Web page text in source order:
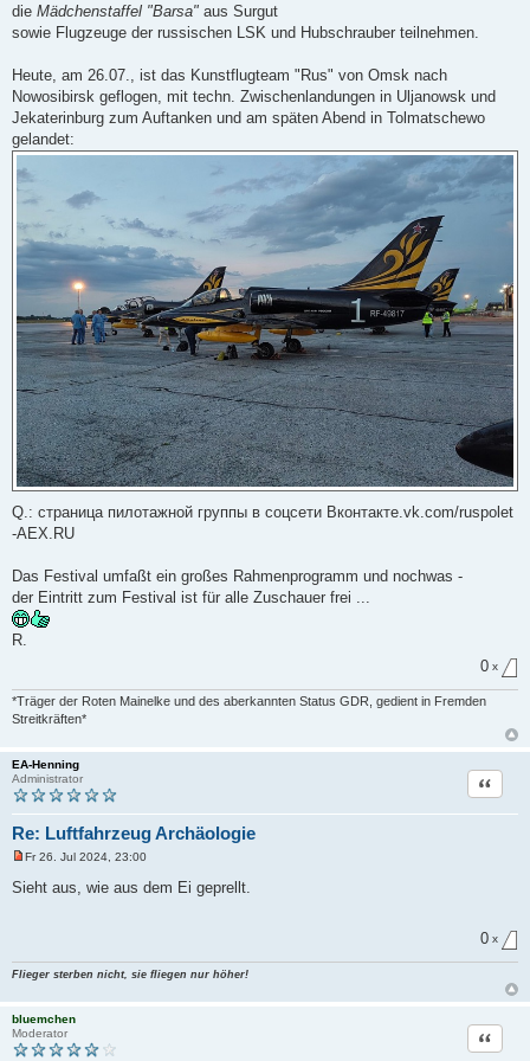
die Mädchenstaffel "Barsa" aus Surgut
sowie Flugzeuge der russischen LSK und Hubschrauber teilnehmen.
Heute, am 26.07., ist das Kunstflugteam "Rus" von Omsk nach
Nowosibirsk geflogen, mit techn. Zwischenlandungen in Uljanowsk und
Jekaterinburg zum Auftanken und am späten Abend in Tolmatschewo
gelandet:
Q.: страница пилотажной группы в соцсети Вконтакте.vk.com/ruspolet
-AEX.RU
Das Festival umfaßt ein großes Rahmenprogramm und nochwas -
der Eintritt zum Festival ist für alle Zuschauer frei ...
R.
0 x
*Träger der Roten Mainelke und des aberkannten Status GDR, gedient in Fremden
Streitkräften*
EA-Henning
Administrator
Re: Luftfahrzeug Archäologie
Zitat
g
e
n
B
e
i
Fr 26. Jul 2024, 23:00
Sieht aus, wie aus dem Ei geprellt.
0 x
Flieger sterben nicht, sie fliegen nur höher!
bluemchen
Moderator
Zitat